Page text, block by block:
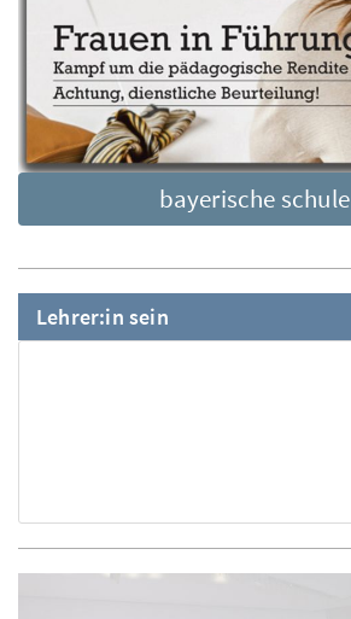
bayerische schule
Lehrer:in sein